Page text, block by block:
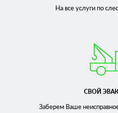
На все услуги по
СВОЙ
Заберем Ваше